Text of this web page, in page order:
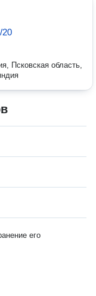
20
Псковская область,
его